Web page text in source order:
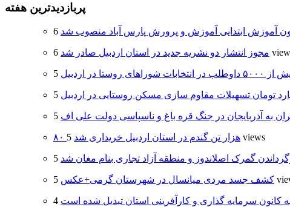
پربازدیدترین هفته
آموزش ابتدایی آموزش و پرورش پارس آباد منصوب شد
مجوز انتشار دو نشریه جدید در استان اردبیل صادر شد 6
روستا در اردبیل
به آذربایجان در جنگ قره باغ و ناسپاسی دولت علی اف
۸۰ هزار تن گندم در استان اردبیل خریداری شد 5 views
گمرک اصلاندوز و منطقه آزاد تجاری بنام مغان شد
کشف جسد مردی میانسال در شهرستان گرمی+عکس 5
به کانون سرمایه گذاری و کارآفرینی استان تبدیل شده است